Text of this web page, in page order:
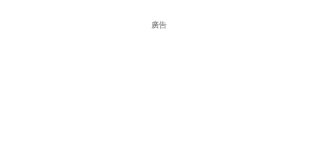
廣告